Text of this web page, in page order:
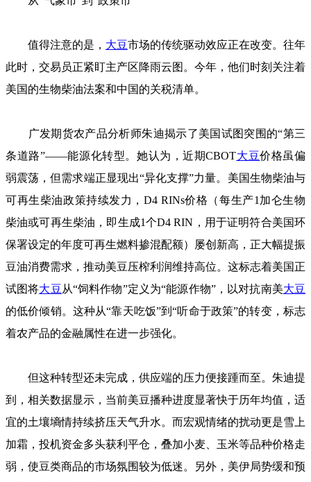
值得注意的是， 大豆市场的传统驱动效应正在改变。往年
此时，交易员正紧盯主产区降雨云图。今年，他们时刻关注着
美国的生物柴油法案和中国的关税清单。
广发期货农产品分析师朱迪揭示了美国试图突围的“第三
条道路”——能源化转型。她认为，近期CBOT大豆价格虽偏
弱震荡，但需求端正显现出“异化支撑”力量。美国生物柴油与
可再生柴油政策持续发力，D4 RINs价格（每生产1加仑生物
柴油或可再生柴油，即生成1个D4 RIN，用于证明符合美国环
保署设定的年度可再生燃料掺混配额）屡创新高，正大幅提振
豆油消费需求，推动美豆压榨利润维持高位。这标志着美国正
试图将大豆从“饲料作物”定义为“能源作物”，以对抗南美大豆
的低价倾销。这种从“靠天吃饭”到“听命于政策”的转变，标志
着农产品的金融属性在进一步强化。
但这种转型还未完成，供应端的压力便接踵而至。朱迪提
到，相关数据显示，当前美豆播种进度显著快于历年均值，适
宜的土壤墒情持续挤压天气升水。而宏观情绪的扰动更是雪上
加霜，投机资金多头获利平仓，叠加小麦、玉米等品种价格走
弱，使豆类商品的市场氛围较为低迷。另外，美伊局势缓和预